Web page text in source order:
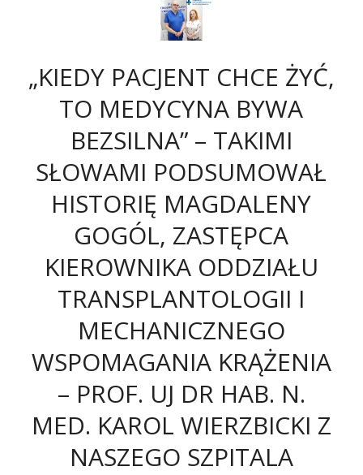
„KIEDY PACJENT CHCE ŻYĆ,
TO MEDYCYNA BYWA
BEZSILNA” – TAKIMI
SŁOWAMI PODSUMOWAŁ
HISTORIĘ MAGDALENY
GOGÓL, ZASTĘPCA
KIEROWNIKA ODDZIAŁU
TRANSPLANTOLOGII I
MECHANICZNEGO
WSPOMAGANIA KRĄŻENIA
– PROF. UJ DR HAB. N.
MED. KAROL WIERZBICKI Z
NASZEGO SZPITALA